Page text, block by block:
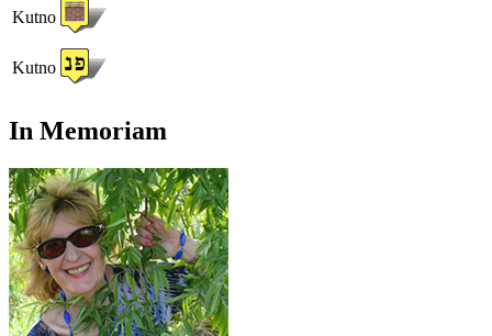
Kutno
Kutno
In Memoriam